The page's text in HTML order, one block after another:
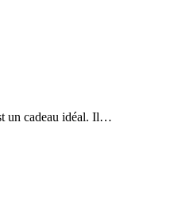
un cadeau idéal. Il…